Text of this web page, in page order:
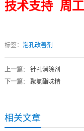
技术支持 周
标签： 泡孔改善剂
上一篇： 针孔消除剂
下一篇： 聚氨酯味精
相关文章